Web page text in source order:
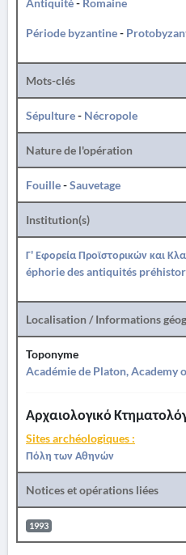
Antiquité- Romaine
Période byzantine-
Mots-clés
Sépulture- Nécropole
Nature de l'opération
Fouille-Sauvetage
Institution(s)
Γ' Εφορεία Προϊστορικών και
éphorie des antiquités
Localisation / Informations
Toponyme
Académie de Platon, Academy
Αρχαιολογικό
Sites archéologiques :
Πόλη των Αθηνών
Notices et opérations liées
1993